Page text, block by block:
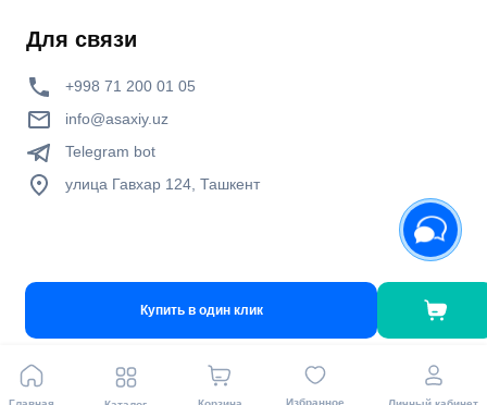
Избранное
Купить в один клик
Для связи
+998 71 200 01 05
info@asaxiy.uz
Telegram bot
улица Гавхар 124, Ташкент
Виды оплаты